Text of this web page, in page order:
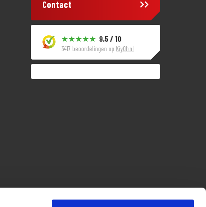
Contact
9,5 / 10
3417 beoordelingen op KiyOh.nl